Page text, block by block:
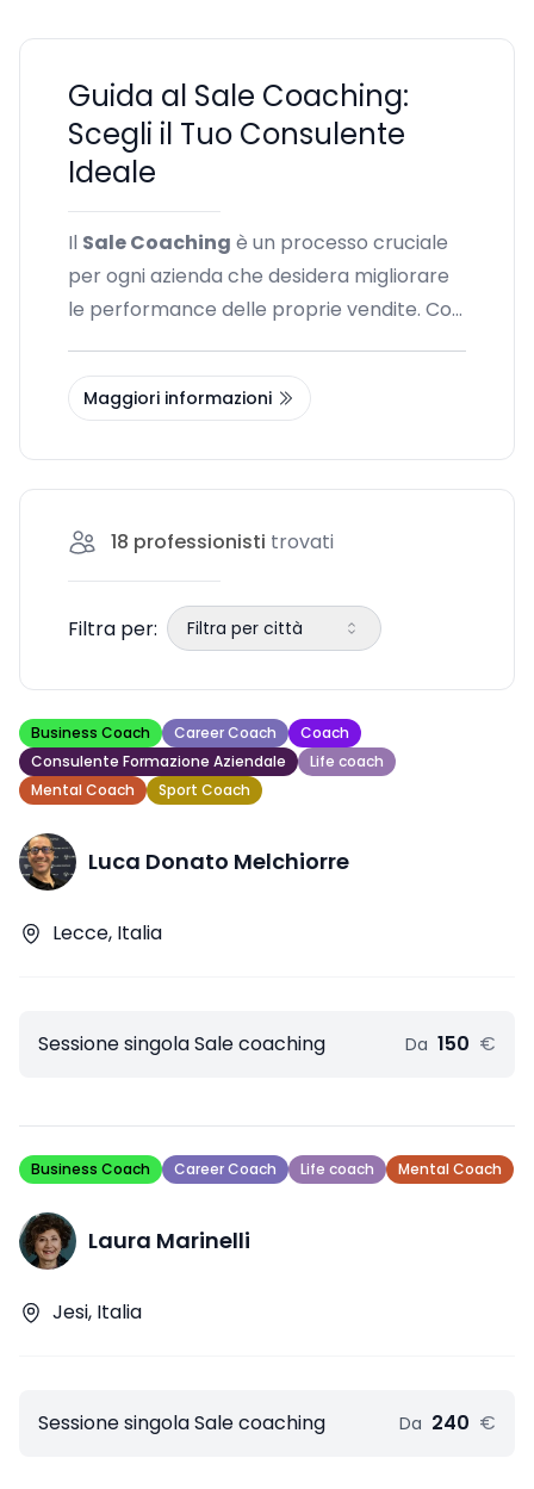
Guida al Sale Coaching:
Scegli il Tuo Consulente
Ideale
Il Sale Coaching è un processo cruciale
per ogni azienda che desidera migliorare
le performance delle proprie vendite. Con
personalizzato, puoi sviluppare le
competenze necessarie per affrontare le
per le tue necessità
Maggiori informazioni
18 professionisti trovati
Filtra per: Filtra per città
Business Coach Career Coach
Coach
Consulente Formazione Aziendale
Life coach
Mental Coach
Sport Coach
Luca Donato Melchiorre
Lecce, Italia
Sessione singola Sale coaching Da 150 €
Business Coach Career Coach Life coach Mental Coach
Laura Marinelli
Jesi, Italia
Sessione singola Sale coaching Da 240 €